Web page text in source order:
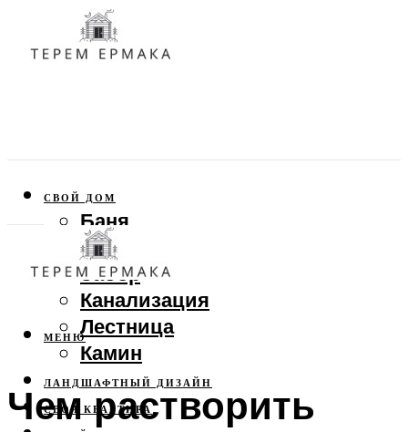
СВОЙ ДОМ
Баня
Веранда
Забор
Канализация
Лестница
Камин
ЛАНДШАФТНЫЙ ДИЗАЙН
СВОЯ КВАРТИРА
МЕНЮ
Чем растворить